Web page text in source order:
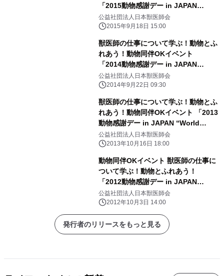
「2015動物感謝デー in JAPAN
“World Veterinary Day”」10月3日
(土)開催
公益社団法人日本獣医師会
2015年9月18日 15:00
獣医師の仕事について学ぶ！動物とふ
れあう！動物同伴OKイベント
「2014動物感謝デー in JAPAN
“World Veterinary Day”」10月4日
(土)開催
公益社団法人日本獣医師会
2014年9月22日 09:30
獣医師の仕事について学ぶ！動物とふ
れあう！動物同伴OKイベント 「2013
動物感謝デー in JAPAN “World
Veterinary Day”」が 駒沢オリンピッ
ク公園で10月26日(土)開催！
公益社団法人日本獣医師会
2013年10月16日 18:00
動物同伴OKイベント 獣医師の仕事に
ついて学ぶ！動物とふれあう！
「2012動物感謝デー in JAPAN
“World Veterinary Day”」10月6日
(土)開催
公益社団法人日本獣医師会
2012年10月3日 14:00
発行者のリリースをもっと見る